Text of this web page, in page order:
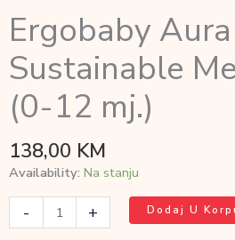
Ergobaby
Sustainable
(0-12 mj.)
138,00 KM
Availability: Na stanju
-
Ergobaby
+ Dodaj U